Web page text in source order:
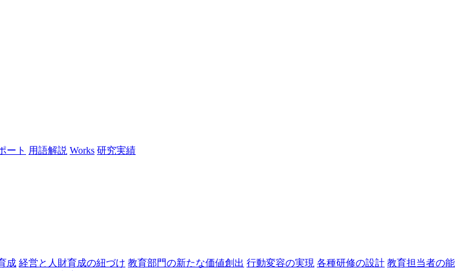
ート 用語解説 Works 研究実績
成 経営と人財育成の紐づけ 教育部門の新たな価値創出 行動変容の実現 各種研修の設計 教育担当者の能